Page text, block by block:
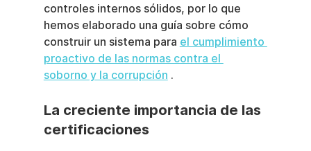
controles internos sólidos, por lo que
hemos elaborado una guía sobre cómo
construir un sistema para el cumplimiento
proactivo de las normas contra el
soborno y la corrupción .
La creciente importancia de las
certificaciones